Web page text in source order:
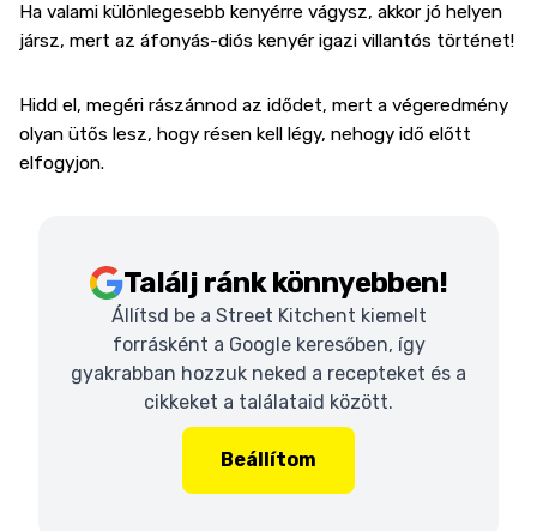
Ha valami különlegesebb kenyérre vágysz, akkor jó helyen
jársz, mert az áfonyás-diós kenyér igazi villantós történet!
Hidd el, megéri rászánnod az idődet, mert a végeredmény
olyan ütős lesz, hogy résen kell légy, nehogy idő előtt
elfogyjon.
Találj ránk könnyebben!
Állítsd be a Street Kitchent kiemelt
forrásként a Google keresőben, így
gyakrabban hozzuk neked a recepteket és a
cikkeket a találataid között.
Beállítom